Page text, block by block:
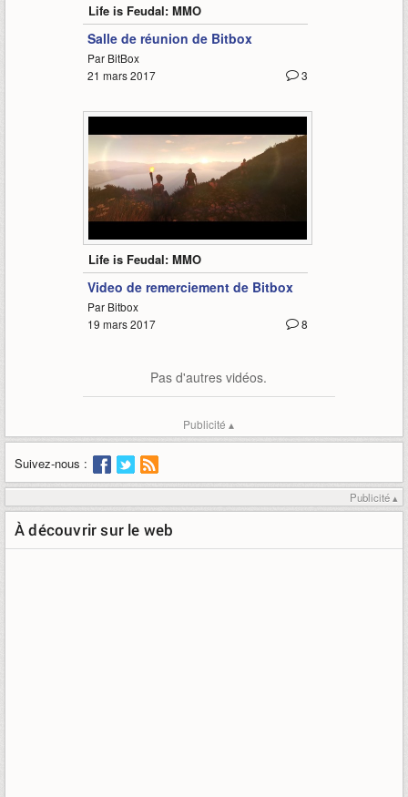
Life is Feudal: MMO
Salle de réunion de Bitbox
Par BitBox
3
21 mars 2017
Life is Feudal: MMO
Video de remerciement de Bitbox
Par Bitbox
8
19 mars 2017
Pas d'autres vidéos.
Publicité ▴
Suivez-nous :
Publicité ▴
À découvrir sur le web